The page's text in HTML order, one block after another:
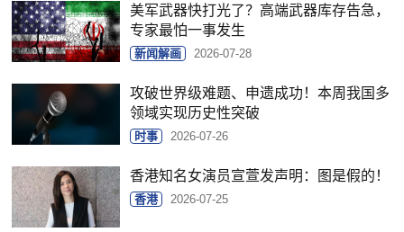
美军武器快打光了？高端武器库存告急，
专家最怕一事发生
新闻解画 2026-07-28
攻破世界级难题、申遗成功！本周我国多
领域实现历史性突破
时事 2026-07-26
香港知名女演员宣萱发声明：图是假的！
香港 2026-07-25